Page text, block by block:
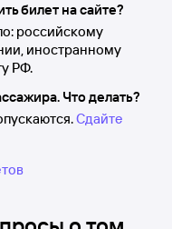
билет на сайте?
российскому
иностранному
РФ.
Что делать?
Сдайте